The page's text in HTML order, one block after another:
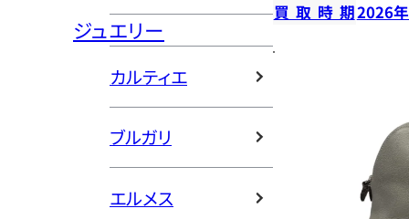
ジュエリー
カルティエ
ブルガリ
エルメス
買取時期2026